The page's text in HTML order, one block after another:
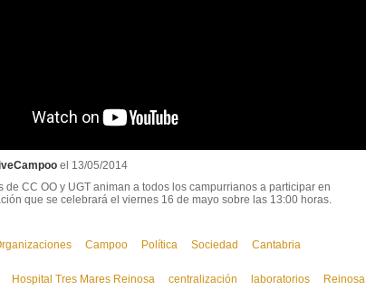
el 13/05/2014
de CC OO y UGT animan a todos los campurrianos a participar en
que se celebrará el viernes 16 de mayo sobre las 13:00 horas.
Campoo Política Sociedad
Cantabria
Hospital Tres Mares Reinosa centralización laboratorios Reinosa